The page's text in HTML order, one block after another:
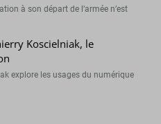
à son départ de l’armée n’est
Koscielniak, le
explore les usages du numérique